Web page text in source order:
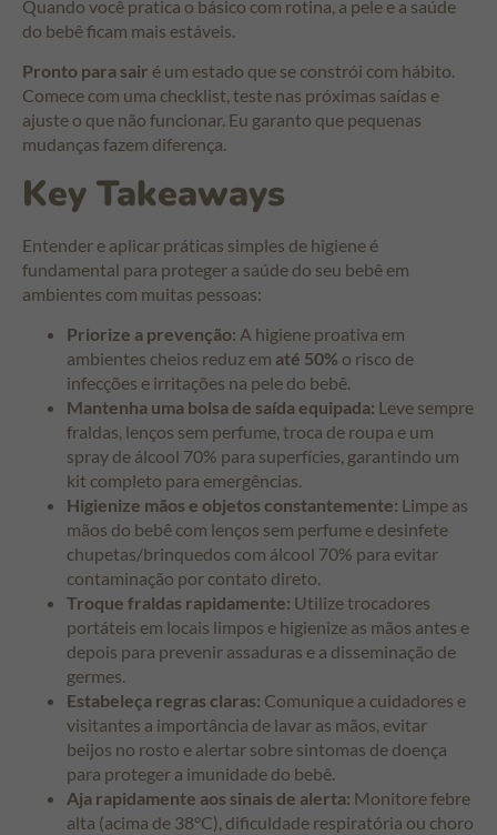
Quando você pratica o básico com rotina, a pele e a saúde
do bebê ficam mais estáveis.
Pronto para sair é um estado que se constrói com hábito.
Comece com uma checklist, teste nas próximas saídas e
ajuste o que não funcionar. Eu garanto que pequenas
mudanças fazem diferença.
Key Takeaways
Entender e aplicar práticas simples de higiene é
fundamental para proteger a saúde do seu bebê em
ambientes com muitas pessoas:
Priorize a prevenção: A higiene proativa em
ambientes cheios reduz em até 50% o risco de
infecções e irritações na pele do bebê.
Mantenha uma bolsa de saída equipada: Leve sempre
fraldas, lenços sem perfume, troca de roupa e um
spray de álcool 70% para superfícies, garantindo um
kit completo para emergências.
Higienize mãos e objetos constantemente: Limpe as
mãos do bebê com lenços sem perfume e desinfete
chupetas/brinquedos com álcool 70% para evitar
contaminação por contato direto.
Troque fraldas rapidamente: Utilize trocadores
portáteis em locais limpos e higienize as mãos antes e
depois para prevenir assaduras e a disseminação de
germes.
Estabeleça regras claras: Comunique a cuidadores e
visitantes a importância de lavar as mãos, evitar
beijos no rosto e alertar sobre sintomas de doença
para proteger a imunidade do bebê.
Aja rapidamente aos sinais de alerta: Monitore febre
alta (acima de 38°C), dificuldade respiratória ou choro